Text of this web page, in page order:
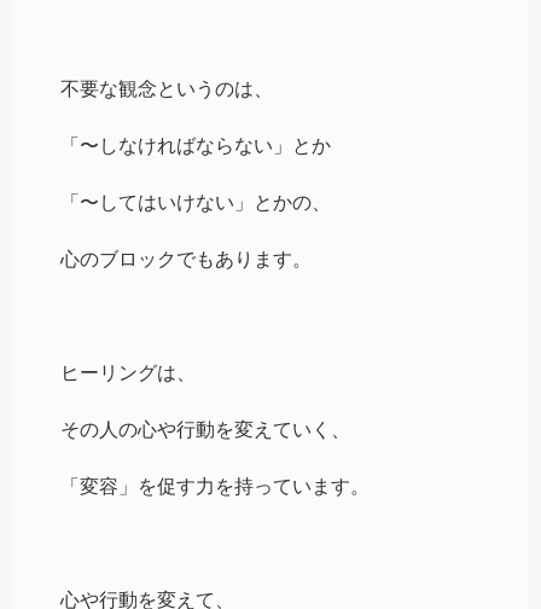
不要な観念というのは、
「〜しなければならない」とか
「〜してはいけない」とかの、
心のブロックでもあります。
ヒーリングは、
その人の心や行動を変えていく、
「変容」を促す力を持っています。
心や行動を変えて、